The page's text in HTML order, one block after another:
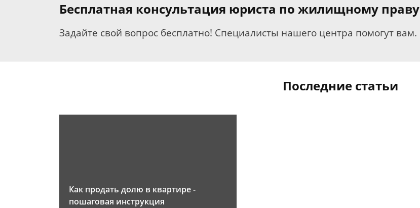
Бесплатная консультация юриста по жилищному праву
Задайте свой вопрос бесплатно! Специалисты нашего центра помогут вам.
Последние статьи
Как продать долю в квартире -
пошаговая инструкция